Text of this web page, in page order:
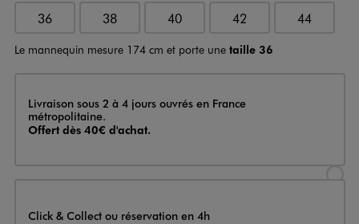
36 38 40 42 44
Le mannequin mesure 174 cm et porte une taille 36
Livraison
Livraison sous 2 à 4 jours ouvrés en France
métropolitaine.
Offert dès 40€ d'achat.
Click & Collect ou réservation en 4h